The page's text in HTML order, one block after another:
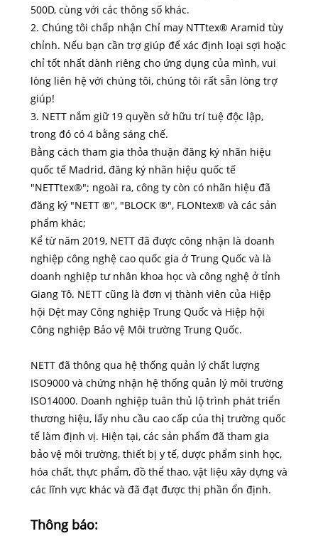
500D, cùng với các thông số khác.
2. Chúng tôi chấp nhận Chỉ may NTTtex® Aramid tùy
chỉnh. Nếu bạn cần trợ giúp để xác định loại sợi hoặc
chỉ tốt nhất dành riêng cho ứng dụng của mình, vui
lòng liên hệ với chúng tôi, chúng tôi rất sẵn lòng trợ
giúp!
3. NETT nắm giữ 19 quyền sở hữu trí tuệ độc lập,
trong đó có 4 bằng sáng chế.
Bằng cách tham gia thỏa thuận đăng ký nhãn hiệu
quốc tế Madrid, đăng ký nhãn hiệu quốc tế
"NETTtex®"; ngoài ra, công ty còn có nhãn hiệu đã
đăng ký "NETT ®", "BLOCK ®", FLONtex® và các sản
phẩm khác;
Kể từ năm 2019, NETT đã được công nhận là doanh
nghiệp công nghệ cao quốc gia ở Trung Quốc và là
doanh nghiệp tư nhân khoa học và công nghệ ở tỉnh
Giang Tô. NETT cũng là đơn vị thành viên của Hiệp
hội Dệt may Công nghiệp Trung Quốc và Hiệp hội
Công nghiệp Bảo vệ Môi trường Trung Quốc.
NETT đã thông qua hệ thống quản lý chất lượng
ISO9000 và chứng nhận hệ thống quản lý môi trường
ISO14000. Doanh nghiệp tuân thủ lộ trình phát triển
thương hiệu, lấy nhu cầu cao cấp của thị trường quốc
tế làm định vị. Hiện tại, các sản phẩm đã tham gia
bảo vệ môi trường, thiết bị y tế, dược phẩm sinh học,
hóa chất, thực phẩm, đồ thể thao, vật liệu xây dựng và
các lĩnh vực khác và đã đạt được thị phần ổn định.
Thông báo: